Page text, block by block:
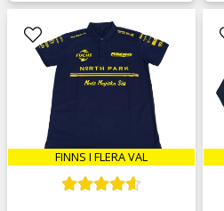
FINNS I FLERA VAL